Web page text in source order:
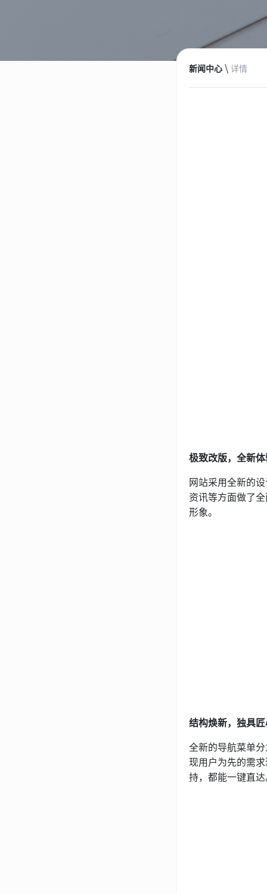
新闻中心 \ 详情
极致改版，全新体
网站采用全新的
资讯等方面做了
形象。
结构焕新，独具匠
全新的导航菜单
现用户为先的需
持，都能一键直达